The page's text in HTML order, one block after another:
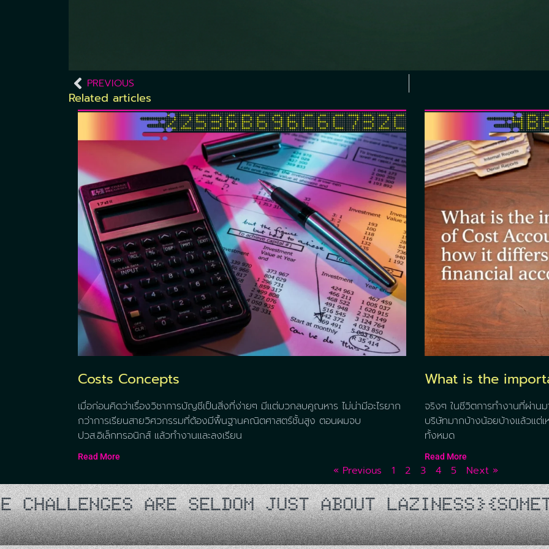
PREVIOUS
Related articles
Costs Concepts
เมื่อก่อนคิดว่าเรื่องวิชาการบัญชีเป็นสิ่งที่ง่ายๆ มีแต่บวกลบคูณหาร ไม่น่ามีอะไรยาก
กว่าการเรียนสายวิศวกรรมที่ต้องมีพื้นฐานคณิตศาสตร์ชั้นสูง ตอนผมจบ
ปวส.อิเล็กทรอนิกส์ แล้วทำงานและลงเรียน
Read More
What is the
จริงๆ ในชีวิตการทำงานที่ผ่าน
บริษัทมากบ้างน้อยบ้างแล้วแต่
ทั้งหมด
Read More
« Previous 1 2 3 4 5 Next »
SELDOM JUST ABOUT LAZINESS}{SOMETIMES, YOU